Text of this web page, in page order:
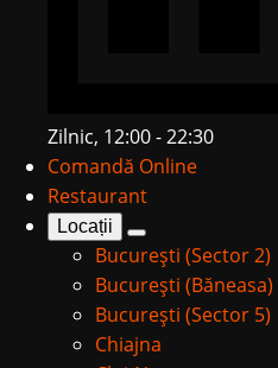
Zilnic, 12:00 - 22:30
Comandă Online
Restaurant
Locații
București (Sector 2)
București (Băneasa)
București (Sector 5)
Chiajna